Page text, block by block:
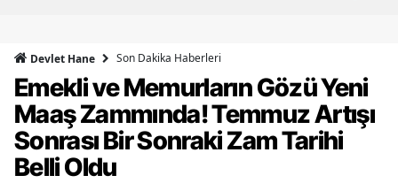
Devlet Hane Son Dakika Haberleri
Emekli ve Memurların Gözü Yeni
Maaş Zammında! Temmuz Artışı
Sonrası Bir Sonraki Zam Tarihi
Belli Oldu